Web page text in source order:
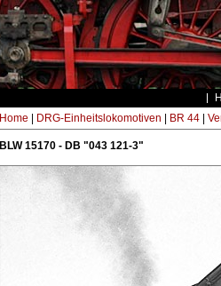
Home DRG-Einheitslokomotiven BR 44|
BLW 15170 - DB "043 121-3"